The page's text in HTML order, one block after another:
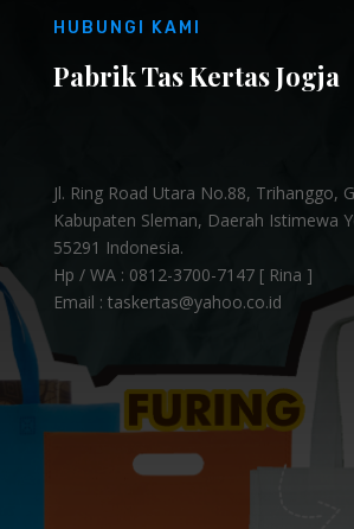
HUBUNGI KAMI
Pabrik Tas Kertas Jogja
Jl. Ring Road Utara No.88, Trihanggo,
Kabupaten Sleman, Daerah Istimewa
55291 Indonesia.
Hp / WA : 0812-3700-7147 [ Rina ]
Email : taskertas@yahoo.co.id